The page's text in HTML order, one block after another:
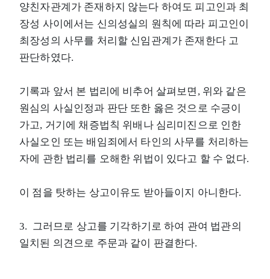
양친자관계가 존재하지 않는다 하여도 피고인과 최
장성 사이에서는 신의성실의 원칙에 따라 피고인이
최장성의 사무를 처리할 신임관계가 존재한다 고
판단하였다.
기록과 앞서 본 법리에 비추어 살펴보면, 위와 같은
원심의 사실인정과 판단 또한 옳은 것으로 수긍이
가고, 거기에 채증법칙 위배나 심리미진으로 인한
사실오인 또는 배임죄에서 타인의 사무를 처리하는
자에 관한 법리를 오해한 위법이 있다고 할 수 없다.
이 점을 탓하는 상고이유도 받아들이지 아니한다.
3. 그러므로 상고를 기각하기로 하여 관여 법관의
일치된 의견으로 주문과 같이 판결한다.